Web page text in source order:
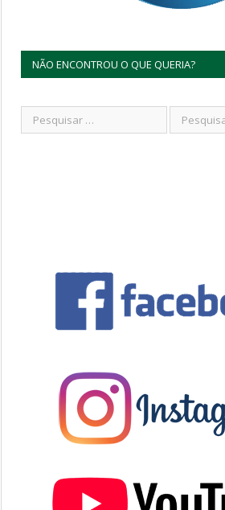
NÃO ENCONTROU O QUE QUERIA?